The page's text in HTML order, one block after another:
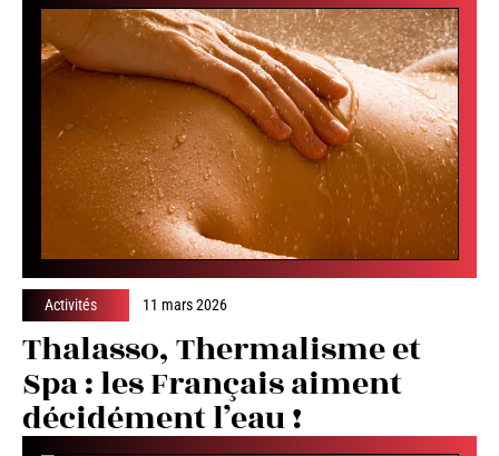
Activités 11 mars 2026
Thalasso, Thermalisme et
Spa : les Français aiment
décidément l’eau !